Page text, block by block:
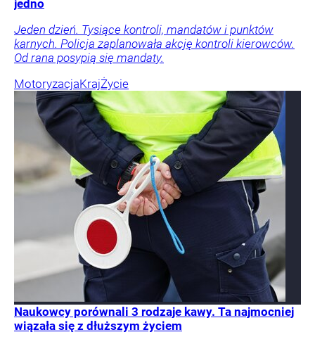
jedno
Jeden dzień. Tysiące kontroli, mandatów i punktów
karnych. Policja zaplanowała akcję kontroli kierowców.
Od rana posypią się mandaty.
MotoryzacjaKrajŻycie
Naukowcy porównali 3 rodzaje kawy. Ta najmocniej
wiązała się z dłuższym życiem